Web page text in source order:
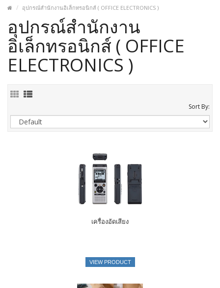
อุปกรณ์สำนักงานอิเล็กทรอนิกส์ ( OFFICE ELECTRONICS )
อุปกรณ์สำนักงาน
อิเล็กทรอนิกส์ ( OFFICE
ELECTRONICS )
Sort By:
เครื่องอัดเสียง
VIEW PRODUCT